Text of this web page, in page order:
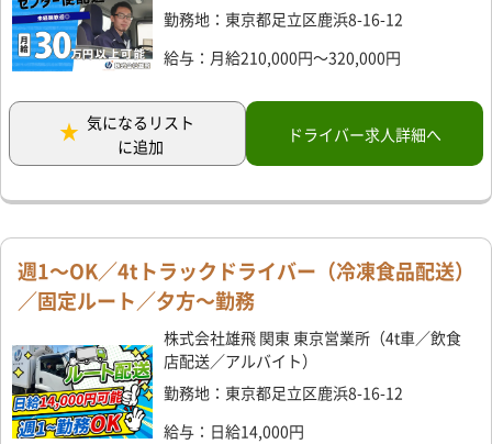
勤務地：東京都足立区鹿浜8-16-12
給与：月給210,000円～320,000円
気になるリスト
に追加
ドライバー求人詳細へ
週1～OK／4tトラックドライバー（冷凍食品配送）
／固定ルート／夕方～勤務
株式会社雄飛 関東 東京営業所（4t車／飲食
店配送／アルバイト）
勤務地：東京都足立区鹿浜8-16-12
給与：日給14,000円